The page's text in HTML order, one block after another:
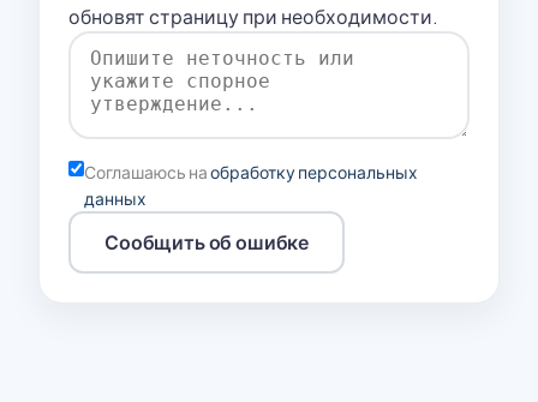
обновят страницу при необходимости.
Соглашаюсь наобработку персональных
данных
Сообщить об ошибке